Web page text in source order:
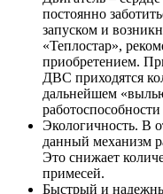
постоянно
запуском и
«Теплостар»,
приобретением.
ДВС приходятся
дальнейшем
работоспособности
Экологичность. В
данный механизм
Это снижает
примесей.
Быстрый и